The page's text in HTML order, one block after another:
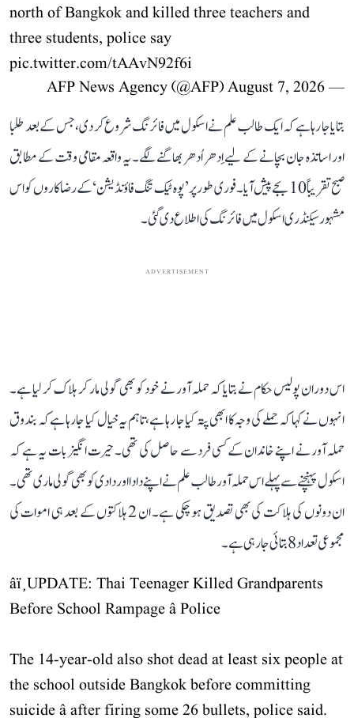
north of Bangkok and killed three teachers and
three students, police say
pic.twitter.com/tAAvN92f6i
— AFP News Agency (@AFP)
August 7, 2026
بتایا جا رہا ہے کہ ایک طالب علم نے اسکول میں فائرنگ شروع کر دی، جس کے بعد طلبا
اور اساتذہ جان بچانے کے لیے اِدھر اُدھر بھاگنے لگے۔ یہ واقعہ مقامی وقت کے مطابق
صبح تقریباً 10 بجے پیش آیا۔ فوری طور پر ’پوہ ٹیک تنگ فاؤنڈیشن‘ کے رضاکاروں کو اس
مشہور سیکنڈری اسکول میں فائرنگ کی اطلاع دی گئی۔
ADVERTISEMENT
اس دوران پولیس حکام نے بتایا کہ حملہ آور نے خود کو بھی گولی مار کر ہلاک کر لیا ہے۔
انہوں نے کہا کہ حملے کی وجہ کا ابھی پتہ کیا جا رہا ہے، تاہم یہ خیال کیا جا رہا ہے کہ بندوق
حملہ آور نے اپنے خاندان کے کسی فرد سے حاصل کی تھی۔ حیرت انگیز بات یہ ہے کہ
اسکول پہنچنے سے پہلے اس حملہ آور طالب علم نے اپنے دادا اور دادی کو بھی گولی ماری تھی۔
ان دونوں کی ہلاکت کی بھی تصدیق ہو چکی ہے۔ ان 2 ہلاکتوں کے بعد ہی اموات کی
مجموعی تعداد 8 بتائی جا رہی ہے۔
âï¸UPDATE: Thai Teenager Killed Grandparents
Before School Rampage â Police
The 14-year-old also shot dead at least six people at
the school outside Bangkok before committing
suicide â after firing some 26 bullets, police said.